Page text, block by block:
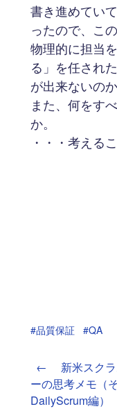
書き進めてい
ったので、こ
物理的に担当
る」を任され
が出来ないのか
また、何をす
か。
・・・考える
#品質保証 #QA
←
新米スク
ーの思考メモ（
DailyScrum編）